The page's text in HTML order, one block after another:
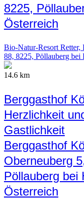
8225,
Österreich
Bio-Natur-Resort Retter,
88, 8225, Pöllauberg bei
14.6 km
Berggasthof
Herzlichkeit
Gastlichkeit
Berggasthof
Oberneuberg
Pöllauberg bei
Österreich